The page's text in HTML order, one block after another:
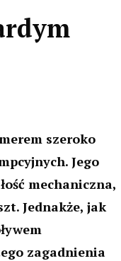
szeroko
Jego
mechaniczna,
Jednakże, jak
zagadnienia